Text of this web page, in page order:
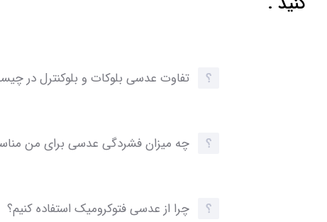
تفاوت عدسی بلوکات و بلوکنترل در
چه میزان فشردگی عدسی برای من
چرا از عدسی فتوکرومیک استفاده کنیم؟